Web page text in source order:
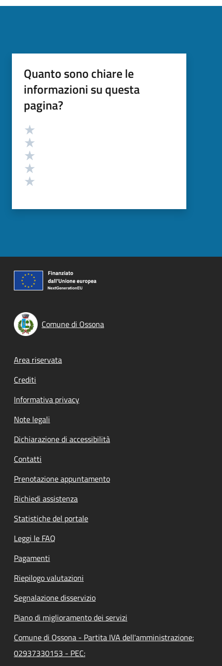
Quanto sono chiare le
informazioni su questa
pagina?
Valutazione
Comune di Ossona
Footer menu
Area riservata
Crediti
Informativa privacy
Note legali
Dichiarazione di accessibilità
Contatti
Prenotazione appuntamento
Richiedi assistenza
Statistiche del portale
Leggi le FAQ
Pagamenti
Riepilogo valutazioni
Segnalazione disservizio
Piano di miglioramento dei servizi
Comune di Ossona - Partita IVA dell'amministrazione:
02937330153 - PEC: